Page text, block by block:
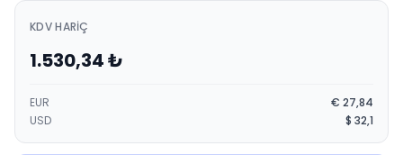
KDV HARIÇ
1.530,34₺
EUR € 27,84
USD
$ 32,1